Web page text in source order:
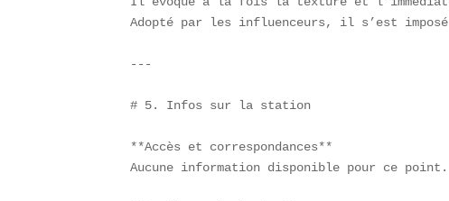
Adopté par les influenceurs, il s’est
---
# 5. Infos sur la station
**Accès et correspondances**
Aucune information disponible pour ce